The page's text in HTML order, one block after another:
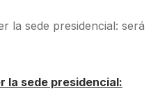
la sede presidencial: